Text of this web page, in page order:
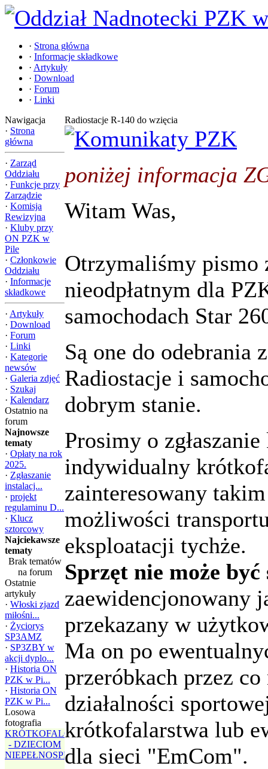
· Strona główna
· Informacje składkowe
· Artykuły
· Download
· Forum
· Linki
Nawigacja
· Strona
główna
· Zarząd
Oddziału
· Funkcje przy
Zarządzie
· Komisja
Rewizyjna
· Kluby przy
ON PZK w
Pile
· Członkowie
Oddziału
· Informacje
składkowe
· Artykuły
· Download
· Forum
· Linki
· Kategorie
newsów
· Galeria zdjęć
· Szukaj
· Kalendarz
Ostatnio na
forum
Najnowsze
tematy
· Opłaty na rok
2025.
· Zgłaszanie
instalacj...
· projekt
regulaminu D...
· Klucz
sztorcowy
Najciekawsze
tematy
Brak tematów
na forum
Ostatnie
artykuły
· Włoski zjazd
miłośni...
· Życiorys
SP3AMZ
· SP3ZBY w
akcji dyplo...
· Historia ON
PZK w Pi...
· Historia ON
PZK w Pi...
Losowa
fotografia
Praca
SN3WOSP dla
WOŚP 2017
KRÓTKOFALOWCY
- DZIECIOM
NIEPEŁNOSPRA...
Radiostacje R-140 do wzięcia
poniżej informacja
Witam Was,
Otrzymaliśmy pismo
nieodpłatnym dla
samochodach Star
Są one do odebrania
Radiostacje i
dobrym stanie.
Prosimy o
indywidualny
zainteresowany
możliwości
eksploatacji tychże.
Sprzęt nie może być
zaewidencjonowany
przekazany w
Ma on po
przeróbkach przez
działalności
krótkofalarstwa lub
dla sieci "EmCom".